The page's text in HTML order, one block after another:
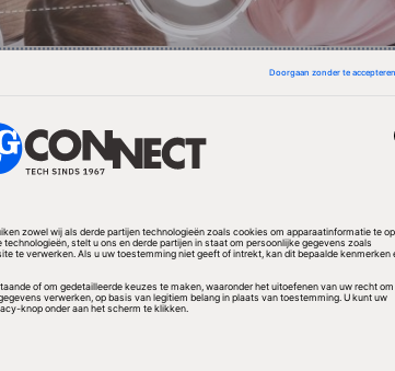
het internet. Daarbij gaat het ministerie
die dit internetveilingsmechanisme al
het Verenigd Koninkrijk gingen
dat vooral nieuwkomers met een
Ook verlaagt de opzet de
en wordt de kans op